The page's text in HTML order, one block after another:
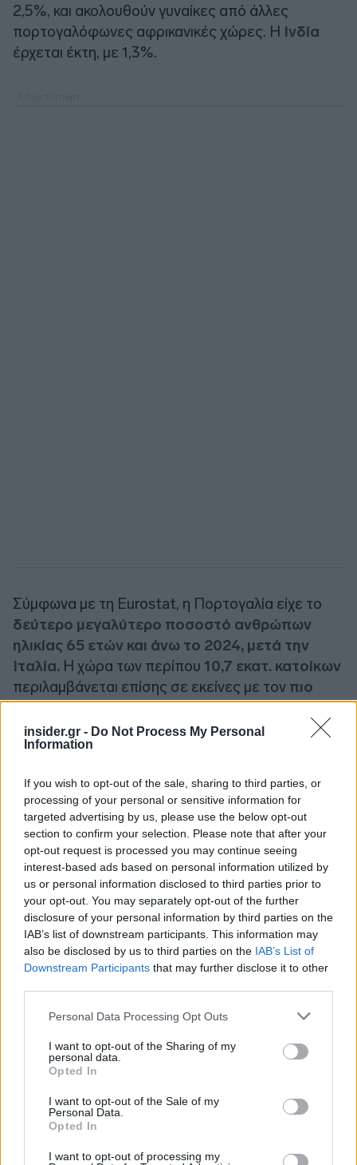
insider.gr - Do Not Process My Personal
Information
If you wish to opt-out of the sale, sharing to third parties, or
processing of your personal or sensitive information for
targeted advertising by us, please use the below opt-out
section to confirm your selection. Please note that after your
opt-out request is processed you may continue seeing
interest-based ads based on personal information utilized by
us or personal information disclosed to third parties prior to
your opt-out. You may separately opt-out of the further
disclosure of your personal information by third parties on the
IAB’s list of downstream participants. This information may
also be disclosed by us to third parties on the IAB’s List of
Downstream Participants that may further disclose it to other
Please note that this website/app uses one or more Google
not limited to your visit or usage behaviour. You may click to
grant or deny consent to Google and its third-party tags to
use your data for below specified purposes in below Google
consent section.
Personal Data Processing Opt Outs
I want to opt-out of the Sharing of my
personal data.
Opted In
I want to opt-out of the Sale of my
Personal Data.
Opted In
I want to opt-out of processing my
2,5%, και ακολουθούν γυναίκες από άλλες
πορτογαλόφωνες αφρικανικές χώρες. Η Ινδία
έρχεται έκτη, με 1,3%.
Σύμφωνα με τη Eurostat, η Πορτογαλία είχε το
δεύτερο μεγαλύτερο ποσοστό ανθρώπων
ηλικίας 65 ετών και άνω το 2024, μετά την
Ιταλία. Η χώρα των περίπου 10,7 εκατ. κατοίκων
περιλαμβάνεται επίσης σε εκείνες με τον πιο
γερασμένο πληθυσμό παγκοσμίως.
Η υπηρεσία μετανάστευσης AIMA εκτιμά ότι
κατοικούσαν νόμιμα στη χώρα πέρυσι, περίπου
διπλάσιος αριθμόςσε σχέση με πριν από τρία
χρόνια.
Ακολουθήστε το insider.gr στο Google News και μάθετε
πρώτοι όλες τιςειδήσειςαπό την Ελλάδα και τον κόσμο.